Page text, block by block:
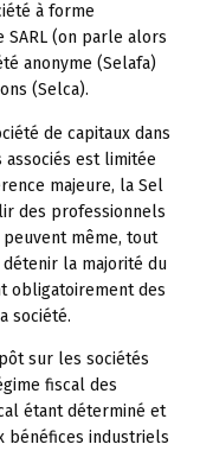
à forme
(on parle alors
anonyme (Selafa)
(Selca).
de capitaux dans
est limitée
majeure, la Sel
des professionnels
peuvent même, tout
la majorité du
obligatoirement des
société.
sur les sociétés
fiscal des
étant déterminé et
bénéfices industriels